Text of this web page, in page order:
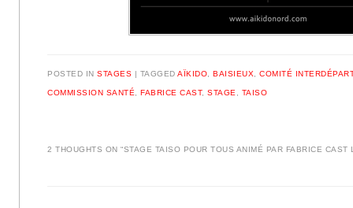
POSTED INSTAGES | TAGGEDAÏKIDO ,BAISIEUX ,COMITÉ
COMMISSION SANTÉ ,FABRICE CAST,STAGE TAISO
2 THOUGHTS ON “STAGE TAISO POUR TOUS ANIMÉ PAR FABRICE CAST